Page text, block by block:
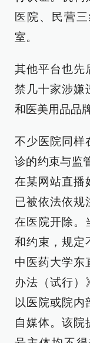
医院、民营
室。
其他平台也先
禁几十家涉嫌
和医美用品品牌
不少医院同样
诊的约束与监
在某网站直播
已被依法依规
在医院开除。
和约束，规定
中医药大学东
办法（试行）
以医院或院内
自媒体。该院